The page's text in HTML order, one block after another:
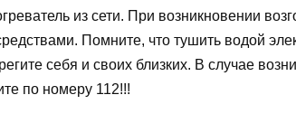
из сети. При возникновении
Помните, что тушить водой
себя и своих близких. В случае
по номеру 112!!!